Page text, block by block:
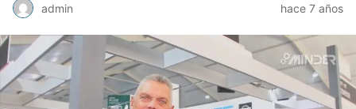
admin hace 7 años